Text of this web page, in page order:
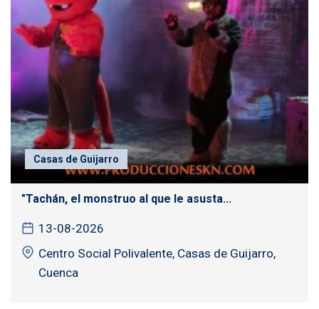
Casas de Guijarro
"Tachán, el monstruo al que le asusta...
13-08-2026
Centro Social Polivalente, Casas de Guijarro,
Cuenca